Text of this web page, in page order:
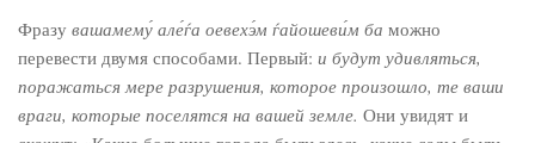
Фразу вашамему́ але́ѓа оевехэ́м ѓайошеви́м ба можно
перевести двумя способами. Первый: и будут удивляться,
поражаться мере разрушения, которое произошло, те ваши
враги, которые поселятся на вашей земле. Они увидят и